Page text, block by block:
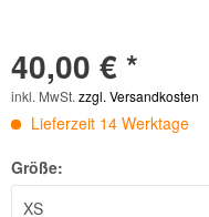
40,00 € *
inkl. MwSt. zzgl. Versandkosten
Lieferzeit 14 Werktage
Größe: